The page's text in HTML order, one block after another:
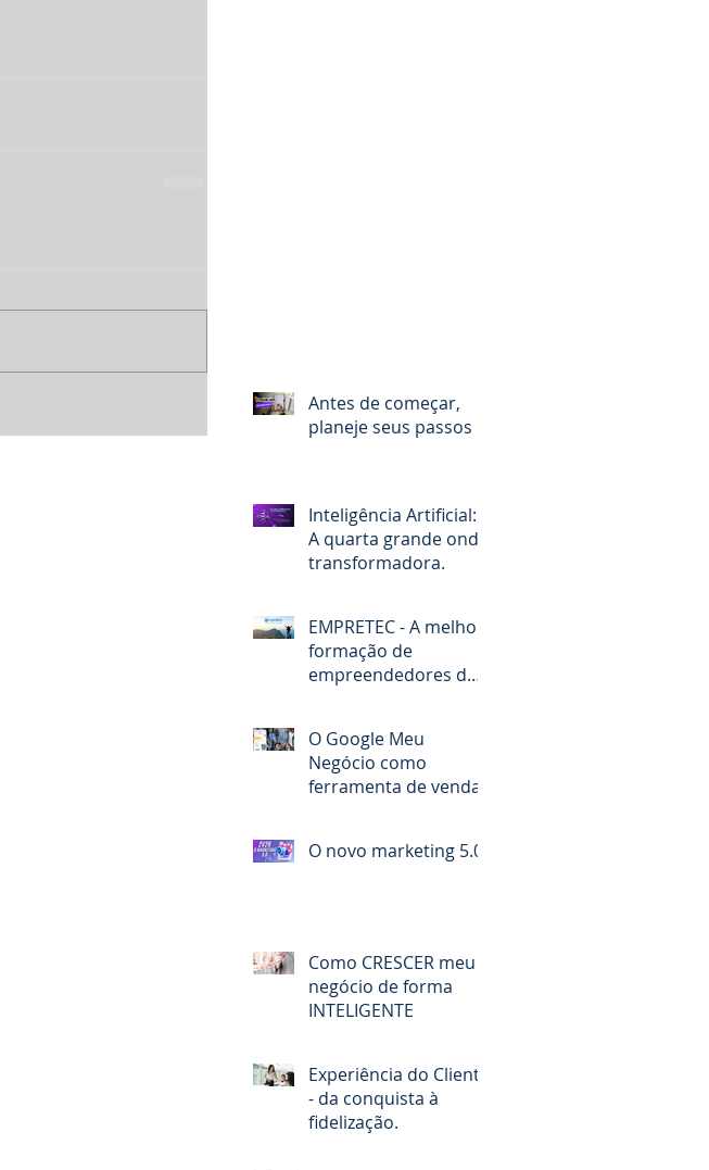
Antes de começar,
planeje seus passos
Inteligência Artificial:
A quarta grande onda
transformadora.
EMPRETEC - A melhor
formação de
empreendedores do
O Google Meu
Negócio como
ferramenta de vendas
O novo marketing 5.0
Como CRESCER meu
negócio de forma
INTELIGENTE
Experiência do Cliente
- da conquista à
fidelização.